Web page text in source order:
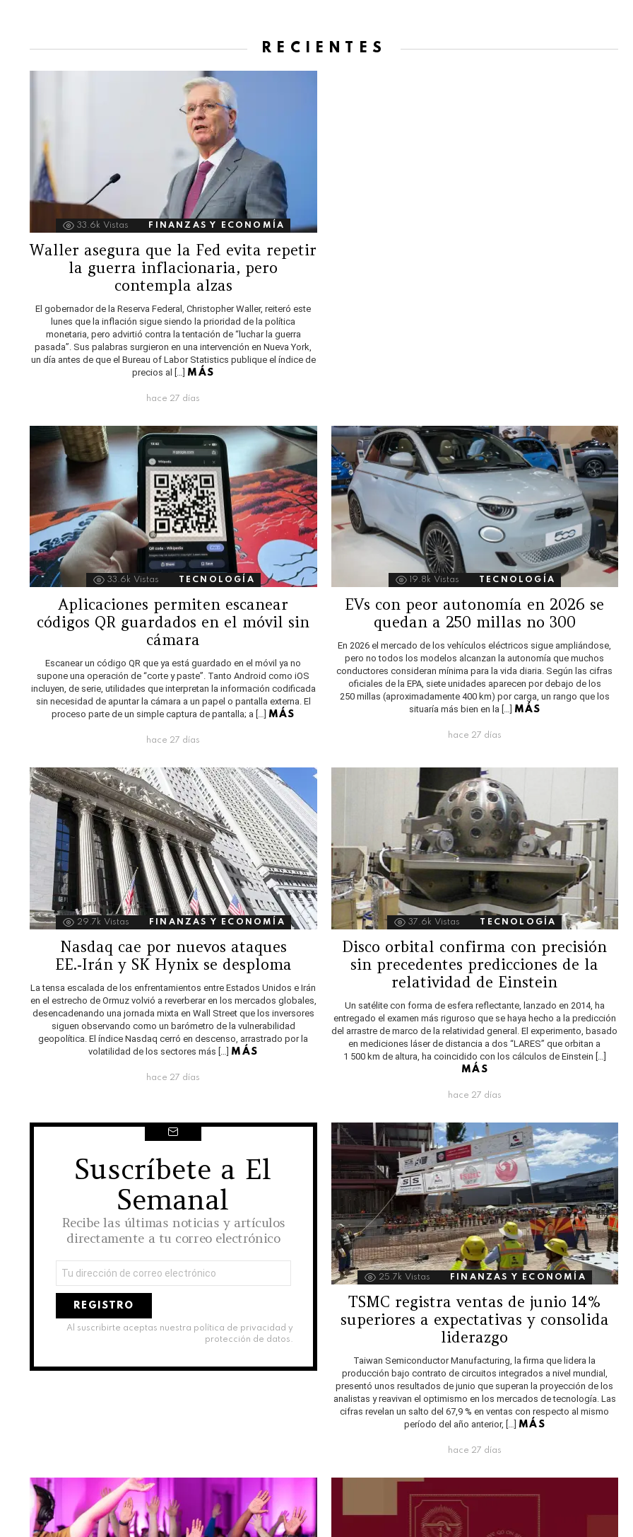
RECIENTES
33.6k Vistas FINANZAS Y ECONOMÍA
Waller asegura que la Fed evita repetir
la guerra inflacionaria, pero
contempla alzas
El gobernador de la Reserva Federal, Christopher Waller, reiteró este
lunes que la inflación sigue siendo la prioridad de la política
monetaria, pero advirtió contra la tentación de “luchar la guerra
pasada”. Sus palabras surgieron en una intervención en Nueva York,
un día antes de que el Bureau of Labor Statistics publique el índice de
precios al […] MÁS
hace 27 días
33.6k Vistas TECNOLOGÍA
Aplicaciones permiten escanear
códigos QR guardados en el móvil sin
cámara
Escanear un código QR que ya está guardado en el móvil ya no
supone una operación de “corte y paste”. Tanto Android como iOS
incluyen, de serie, utilidades que interpretan la información codificada
sin necesidad de apuntar la cámara a un papel o pantalla externa. El
proceso parte de un simple captura de pantalla; a […] MÁS
hace 27 días
19.8k Vistas TECNOLOGÍA
EVs con peor autonomía en 2026 se
quedan a 250 millas no 300
En 2026 el mercado de los vehículos eléctricos sigue ampliándose,
pero no todos los modelos alcanzan la autonomía que muchos
conductores consideran mínima para la vida diaria. Según las cifras
oficiales de la EPA, siete unidades aparecen por debajo de los
250 millas (aproximadamente 400 km) por carga, un rango que los
situaría más bien en la […] MÁS
hace 27 días
29.7k Vistas FINANZAS Y ECONOMÍA
Nasdaq cae por nuevos ataques
EE.‑Irán y SK Hynix se desploma
La tensa escalada de los enfrentamientos entre Estados Unidos e Irán
en el estrecho de Ormuz volvió a reverberar en los mercados globales,
desencadenando una jornada mixta en Wall Street que los inversores
siguen observando como un barómetro de la vulnerabilidad
geopolítica. El índice Nasdaq cerró en descenso, arrastrado por la
volatilidad de los sectores más […] MÁS
hace 27 días
37.6k Vistas TECNOLOGÍA
Disco orbital confirma con precisión
sin precedentes predicciones de la
relatividad de Einstein
Un satélite con forma de esfera reflectante, lanzado en 2014, ha
entregado el examen más riguroso que se haya hecho a la predicción
del arrastre de marco de la relatividad general. El experimento, basado
en mediciones láser de distancia a dos “LARES” que orbitan a
1 500 km de altura, ha coincidido con los cálculos de Einstein […]
MÁS
hace 27 días
NEWSLETTER
Suscríbete a El
Semanal
Recibe las últimas noticias y artículos
directamente a tu correo electrónico
de
correo
electrónico:
Al suscribirte aceptas nuestra política de privacidad y
protección de datos.
25.7k Vistas FINANZAS Y ECONOMÍA
TSMC registra ventas de junio 14%
superiores a expectativas y consolida
liderazgo
Taiwan Semiconductor Manufacturing, la firma que lidera la
producción bajo contrato de circuitos integrados a nivel mundial,
presentó unos resultados de junio que superan la proyección de los
analistas y reavivan el optimismo en los mercados de tecnología. Las
cifras revelan un salto del 67,9 % en ventas con respecto al mismo
período del año anterior, […]
MÁS
hace 27 días